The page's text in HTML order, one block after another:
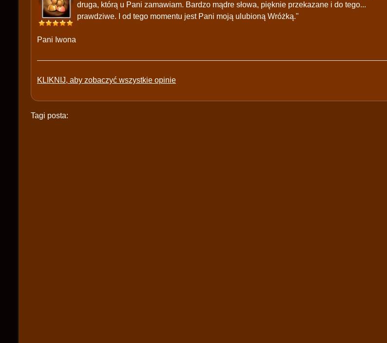
druga, którą u Pani zamawiam. Bardzo mądre słowa, pięknie przekazane i do tego...
prawdziwe. I od tego momentu jest Pani moją ulubioną Wróżką."
Pani Iwona
KLIKNIJ, aby zobaczyć wszystkie opinie
Tagi posta: